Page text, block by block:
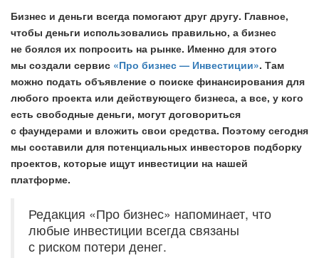
Бизнес и деньги всегда помогают друг другу. Главное,
чтобы деньги использовались правильно, а бизнес
не боялся их попросить на рынке. Именно для этого
мы создали сервис «Про бизнес — Инвестиции». Там
можно подать объявление о поиске финансирования для
любого проекта или действующего бизнеса, а все, у кого
есть свободные деньги, могут договориться
с фаундерами и вложить свои средства. Поэтому сегодня
мы составили для потенциальных инвесторов подборку
проектов, которые ищут инвестиции на нашей
платформе.
Редакция «Про бизнес» напоминает, что
любые инвестиции всегда связаны
с риском потери денег.